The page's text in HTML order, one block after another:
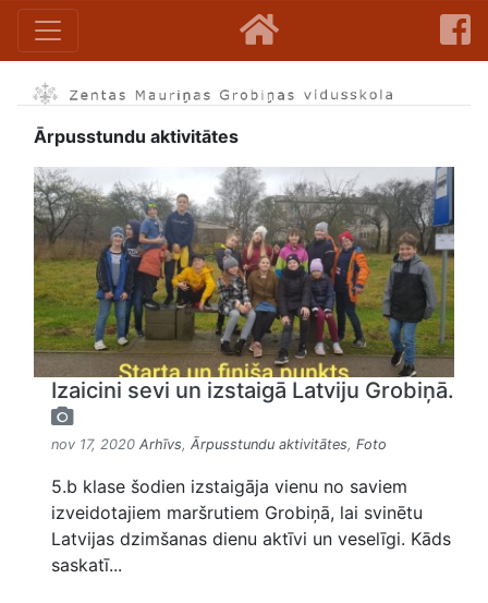
Ārpusstundu aktivitātes
Izaicini sevi un izstaigā Latviju Grobiņā.
nov 17, 2020 Arhīvs, Ārpusstundu aktivitātes, Foto
5.b klase šodien izstaigāja vienu no saviem
izveidotajiem maršrutiem Grobiņā, lai svinētu
Latvijas dzimšanas dienu aktīvi un veselīgi. Kāds
saskatī...